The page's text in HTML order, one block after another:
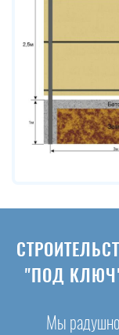
"ПОД
Мы радушно